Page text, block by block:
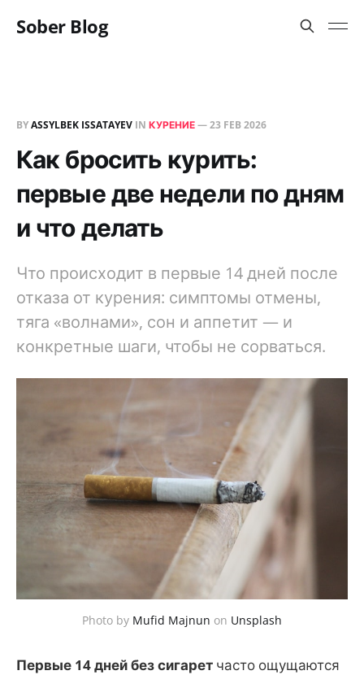
Sober Blog
BYASSYLBEK ISSATAYEV IN КУРЕНИЕ—23 FEB 2026
Как бросить курить:
первые две недели по дням
и что делать
Что происходит в первые 14 дней после
отказа от курения: симптомы отмены,
тяга «волнами», сон и аппетит — и
конкретные шаги, чтобы не сорваться.
Photo by Mufid Majnun on Unsplash
Первые 14 дней без сигарет часто ощущаются